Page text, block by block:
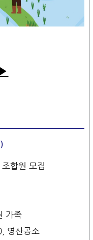
합원 모집
가족
영산공소